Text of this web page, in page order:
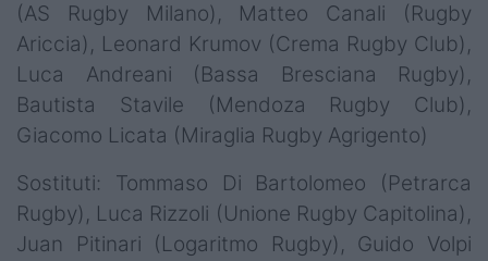
(AS Rugby Milano), Matteo Canali (Rugby
Ariccia), Leonard Krumov (Crema Rugby Club),
Luca Andreani (Bassa Bresciana Rugby),
Bautista Stavile (Mendoza Rugby Club),
Giacomo Licata (Miraglia Rugby Agrigento)
Sostituti: Tommaso Di Bartolomeo (Petrarca
Rugby), Luca Rizzoli (Unione Rugby Capitolina),
Juan Pitinari (Logaritmo Rugby), Guido Volpi